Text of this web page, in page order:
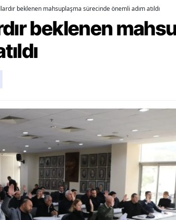
Yalova
Kilis
beklenen mahsuplaşma sürecinde önemli adım atıldı
beklenen